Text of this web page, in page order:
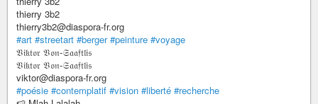
thierry 3b2
thierry3b2@diaspora-fr.org
#art #streetart #berger #peinture #voyage
𝔙𝔦𝔨𝔱𝔬𝔯 𝔙𝔬𝔫-𝔖𝔞𝔞𝔣𝔱𝔩𝔦𝔰
𝔙𝔦𝔨𝔱𝔬𝔯 𝔙𝔬𝔫-𝔖𝔞𝔞𝔣𝔱𝔩𝔦𝔰
viktor@diaspora-fr.org
#poésie #contemplatif #vision #liberté #recherche